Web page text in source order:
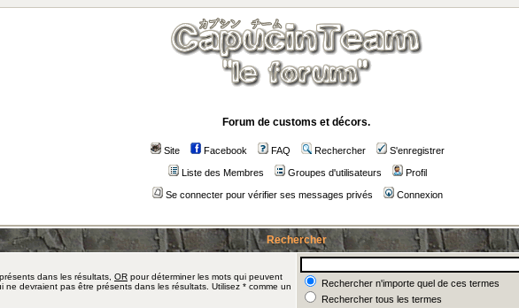
Forum de customs et décors.
Site Facebook FAQ Rechercher S'enregistrer
Liste des Membres Groupes d'utilisateurs Profil
Se connecter pour vérifier ses messages privés
Connexion
Rechercher
dans les résultats, OR pour déterminer les mots qui peuvent
ne devraient pas être présents dans les résultats. Utilisez * comme un
Rechercher n'importe quel de ces termes
Rechercher tous les termes